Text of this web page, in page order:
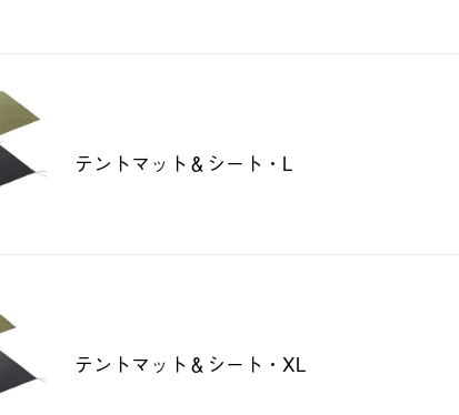
テントマット＆シート・L
テントマット＆シート・XL